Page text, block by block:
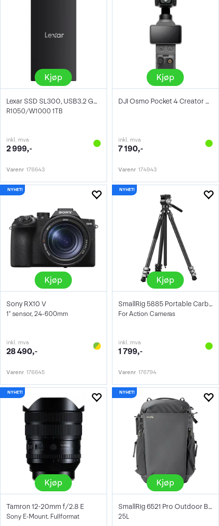
Kjøp
Lexar SSD SL300, USB3.2 Gen2 1TB
R1050/W1000 1TB
inkl. mva
2 999,-
Varenr 176643
Kjøp
DJI Osmo Pocket 4 Creator Combo
inkl. mva
7 190,-
Varenr 174943
Kjøp
Sony RX10 V
1" sensor, 24-600mm
inkl. mva
28 490,-
Varenr 176645
Kjøp
SmallRig 5885 Portable Carbon Tripod
For Action Cameras
inkl. mva
1 799,-
Varenr 176794
Kjøp
Tamron 12-20mm f/2.8 E
Sony E-Mount. Fullformat
Kjøp
SmallRig 6521 Pro Outdoor Backpack
25L